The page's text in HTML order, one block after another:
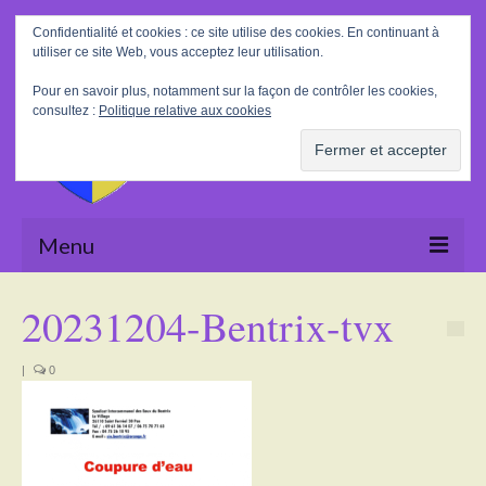
Rechercher
:
Menu
La Mairie
Tourisme
20231204-Bentrix-tvx
| 0
Confidentialité et cookies : ce site utilise des cookies. En continuant à
utiliser ce site Web, vous acceptez leur utilisation.
Pour en savoir plus, notamment sur la façon de contrôler les cookies,
consultez : Politique relative aux cookies